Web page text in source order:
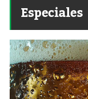
Especiales